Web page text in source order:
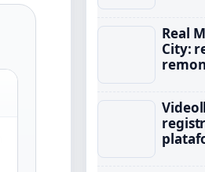
Real
City: